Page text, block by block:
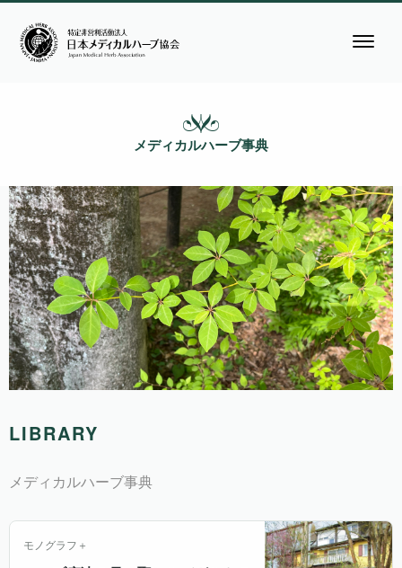
メディカルハーブ事典
LIBRARY
メディカルハーブ事典
モノグラフ＋